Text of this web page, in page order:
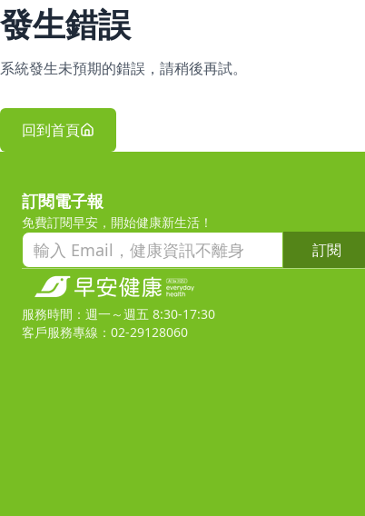
發生錯誤
系統發生未預期的錯誤，請稍後再試。
回到首頁
訂閱電子報
免費訂閱早安，開始健康新生活！
訂閱
服務時間：週一～週五 8:30-17:30
客戶服務專線：02-29128060